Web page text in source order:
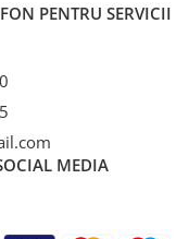
PENTRU SERVICII
MEDIA